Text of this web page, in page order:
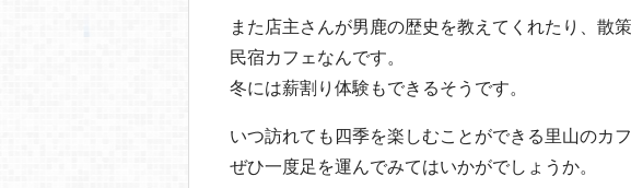
また店主さんが男鹿の歴史を教えてくれたり、散
民宿カフェなんです。
冬には薪割り体験もできるそうです。
いつ訪れても四季を楽しむことができる里山のカフ
ぜひ一度足を運んでみてはいかがでしょうか。